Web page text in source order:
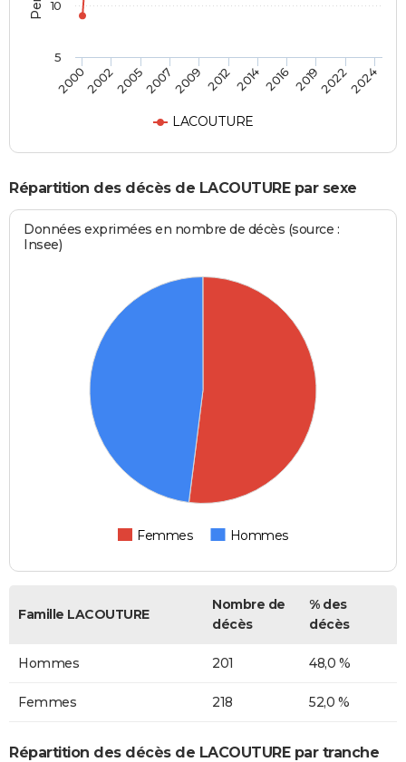
LACOUTURE
20002002200520072009 2012 2014 2016 201920222024
5
10
Répartition des décès de LACOUTURE par sexe
Données exprimées en nombre de décès (source :
Insee)
Femmes Hommes
Famille LACOUTURE
Nombre de
décès
% des
décès
Hommes 201 48,0 %
Femmes 218 52,0 %
Répartition des décès de LACOUTURE par tranche